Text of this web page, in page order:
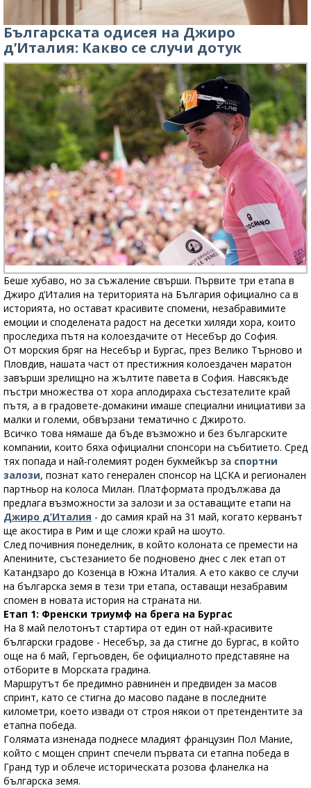
Българската одисея на Джиро
д’Италия: Какво се случи дотук
Беше хубаво, но за съжаление свърши. Първите три етапа в
Джиро д’Италия на територията на България официално са в
историята, но остават красивите спомени, незабравимите
емоции и споделената радост на десетки хиляди хора, които
проследиха пътя на колоездачите от Несебър до София.
От морския бряг на Несебър и Бургас, през Велико Търново и
Пловдив, нашата част от престижния колоездачен маратон
завърши зрелищно на жълтите павета в София. Навсякъде
пъстри множества от хора аплодираха състезателите край
пътя, а в градовете-домакини имаше специални инициативи за
малки и големи, обвързани тематично с Джирото.
Всичко това нямаше да бъде възможно и без българските
компании, които бяха официални спонсори на събитието. Сред
тях попада и най-големият роден букмейкър за спортни
залози, познат като генерален спонсор на ЦСКА и регионален
партньор на колоса Милан. Платформата продължава да
предлага възможности за залози и за оставащите етапи на
Джиро д’Италия - до самия край на 31 май, когато керванът
ще акостира в Рим и ще сложи край на шоуто.
След почивния понеделник, в който колоната се премести на
Апенините, състезанието бе подновено днес с лек етап от
Катандзаро до Козенца в Южна Италия. А ето какво се случи
на българска земя в тези три етапа, оставащи незабравим
спомен в новата история на страната ни.
Етап 1: Френски триумф на брега на Бургас
На 8 май пелотонът стартира от един от най-красивите
български градове - Несебър, за да стигне до Бургас, в който
още на 6 май, Гергьовден, бе официалното представяне на
отборите в Морската градина.
Маршрутът бе предимно равнинен и предвиден за масов
спринт, като се стигна до масово падане в последните
километри, което извади от строя някои от претендентите за
етапна победа.
Голямата изненада поднесе младият французин Пол Мание,
който с мощен спринт спечели първата си етапна победа в
Гранд тур и облече историческата розова фланелка на
българска земя.